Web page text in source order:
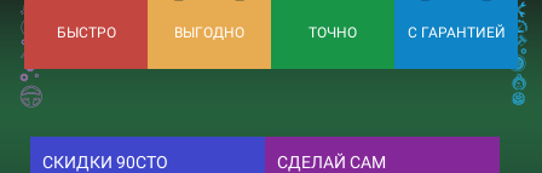
БЫСТРО ВЫГОДНО ТОЧНО С ГАРАНТИЕЙ
СКИДКИ 90СТО СДЕЛАЙ САМ